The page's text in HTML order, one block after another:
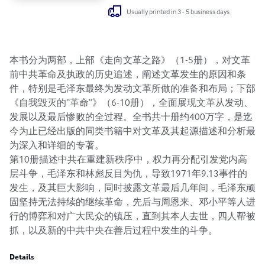
Usually printed in 3 - 5 business days
本书分为两部，上部《走向文革之路》（1-5册），对文革
前中共革命及执政的历史追述，阐述文革发生的原因和条
件，特别是毛泽东最终为发动文革所做的准备和布局；下部
《自我毁灭的“革命”》（6-10册），全面展现文革从发动、
发展以及最后惨败的全过程。全书共十册约400万字，是迄
今为止已经出版的同类书籍中对文革及其起源描述和分析最
为深入和详细的专著。
第10册描述中共在重建新秩序中，权力再分配引发党内高
层斗争，毛泽东和林彪反目为仇，导致1971年9.13事件的
发生，及其巨大影响，同时披露文革最后几年间，毛泽东顽
固坚持无法持续的继续革命，先后与周恩来、邓小平等人进
行的博弈和对广大民众的镇压，直到其本人去世，四人帮被
抓，以及新的中共中央在善后过程中发生的斗争。
Details